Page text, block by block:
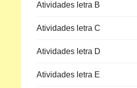
Atividades letra B
Atividades letra C
Atividades letra D
Atividades letra E